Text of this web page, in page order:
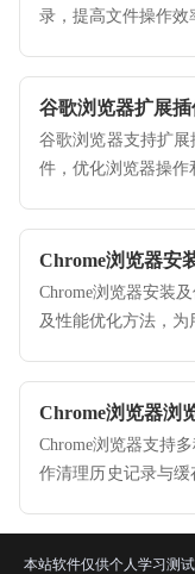
录，提高文件操作效
谷歌浏览器扩展
谷歌浏览器支持扩
件，优化浏览器操作
Chrome浏览器安
Chrome浏览器安装
及性能优化方法，为
Chrome浏览器浏
Chrome浏览器支持
作清理历史记录与
本站软件仅供个人学习测